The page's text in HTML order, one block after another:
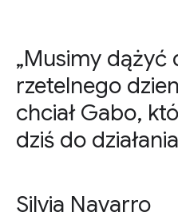
„Musimy dążyć
rzetelnego
chciał Gabo,
dziś do
Silvia Navarro